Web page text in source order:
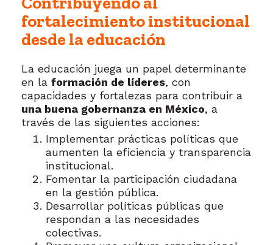
fortalecimiento institucional
desde la educación
La educación juega un papel determinante
en la formación de líderes, con
capacidades y fortalezas para contribuir a
una buena gobernanza en México, a
través de las siguientes acciones:
Implementar prácticas políticas que
aumenten la eficiencia y transparencia
institucional.
Fomentar la participación ciudadana
en la gestión pública.
Desarrollar políticas públicas que
respondan a las necesidades
colectivas.